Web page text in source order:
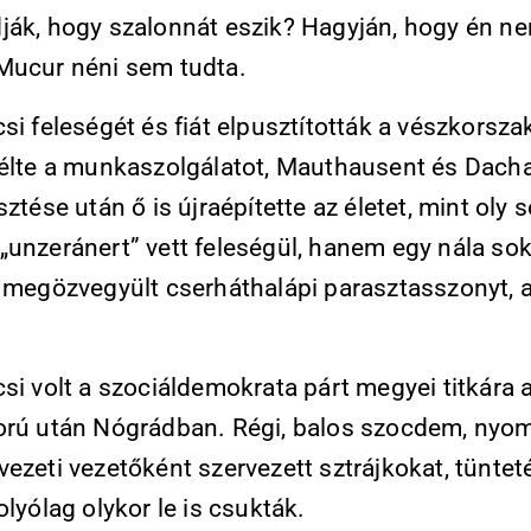
hogy szalonnát eszik? Hagyján, hogy én
néni sem tudta.
feleségét és fiát elpusztították a
a munkaszolgálatot, Mauthausent és
után ő is újraépítette az életet, mint oly
vett feleségül, hanem egy nála
cserháthalápi parasztasszonyt,
volt a szociáldemokrata párt megyei titkára
után Nógrádban. Régi, balos szocdem,
vezetőként szervezett sztrájkokat,
olykor le is csukták.